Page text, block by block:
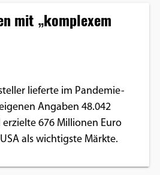
mit „komplexem
lieferte im Pandemie-
Angaben 48.042
676 Millionen Euro
als wichtigste Märkte.